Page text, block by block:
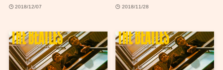
2018/12/07 2018/11/28